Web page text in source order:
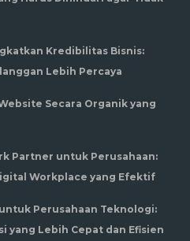
Kredibilitas Bisnis:
Lebih Percaya
Secara Organik yang
Partner untuk Perusahaan:
Workplace yang Efektif
Perusahaan Teknologi:
yang Lebih Cepat dan Efisien